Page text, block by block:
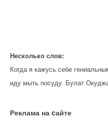
Несколько слов:
Когда я кажусь себе
иду мыть посуду. Булат
Реклама на cайте